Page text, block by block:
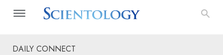
DAILY CONNECT